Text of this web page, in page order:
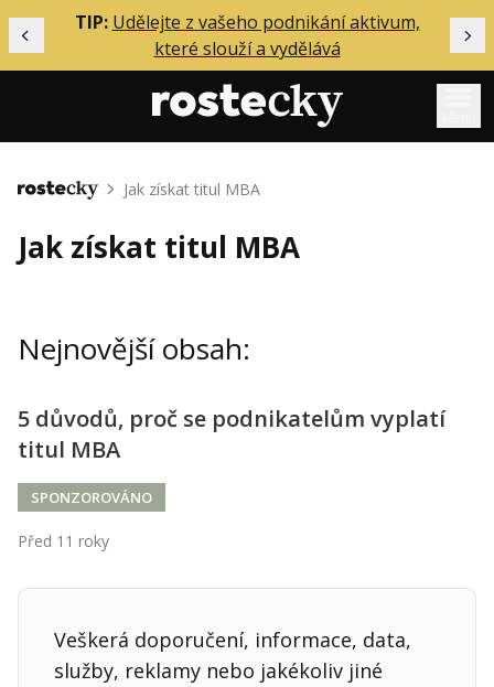
Předchozí
TIP: Udělejte z vašeho podnikání aktivum,
které slouží a vydělává
Mentoring
Solo
Inzerce
Přihlášení
Kontakt
Obchodní podmínky
Domů Jak získat titul MBA
Jak získat titul MBA
Nejnovější obsah:
5 důvodů, proč se podnikatelům vyplatí
titul MBA
SPONZOROVÁNO
Před 11 roky
Veškerá doporučení, informace, data,
služby, reklamy nebo jakékoliv jiné